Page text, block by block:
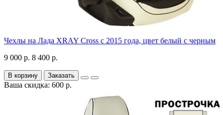
Чехлы на Лада XRAY Cross с 2015 года, цвет белый с черным
9 000 р. 8 400 р.
В корзину Заказать
Ваша скидка: 600 р.